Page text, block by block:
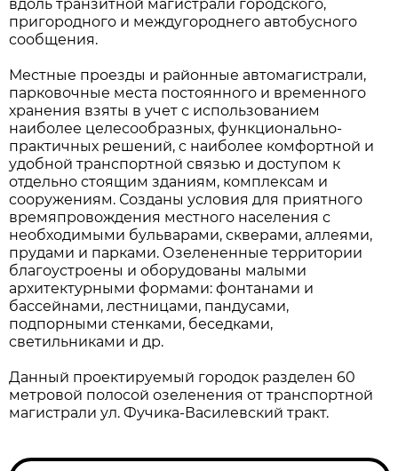
вдоль транзитной магистрали городского,
пригородного и междугороднего автобусного
сообщения.
Местные проезды и районные автомагистрали,
парковочные места постоянного и временного
хранения взяты в учет с использованием
наиболее целесообразных, функционально-
практичных решений, с наиболее комфортной и
удобной транспортной связью и доступом к
отдельно стоящим зданиям, комплексам и
сооружениям. Созданы условия для приятного
времяпровождения местного населения с
необходимыми бульварами, скверами, аллеями,
прудами и парками. Озелененные территории
благоустроены и оборудованы малыми
архитектурными формами: фонтанами и
бассейнами, лестницами, пандусами,
подпорными стенками, беседками,
светильниками и др.
Данный проектируемый городок разделен 60
метровой полосой озеленения от транспортной
магистрали ул. Фучика-Василевский тракт.